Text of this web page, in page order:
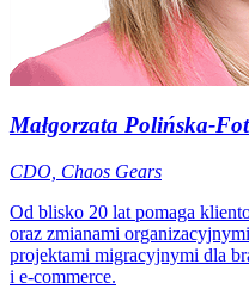
Małgorzata Polińska-
CDO, Chaos Gears
Od blisko 20 lat pomaga
oraz zmianami
projektami migracyjnymi dla
i e-commerce.